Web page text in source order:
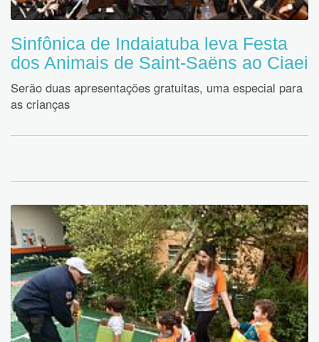
Sinfônica de Indaiatuba leva Festa
dos Animais de Saint-Saëns ao Ciaei
Serão duas apresentações gratuitas, uma especial para
as crianças